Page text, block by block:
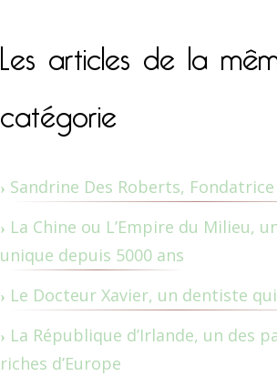
Les articles de la
catégorie
Sandrine Des Roberts,
La Chine ou L’Empire du Milieu,
unique depuis 5000 ans
Le Docteur Xavier, un dentiste
La République d’Irlande, un des
riches d’Europe